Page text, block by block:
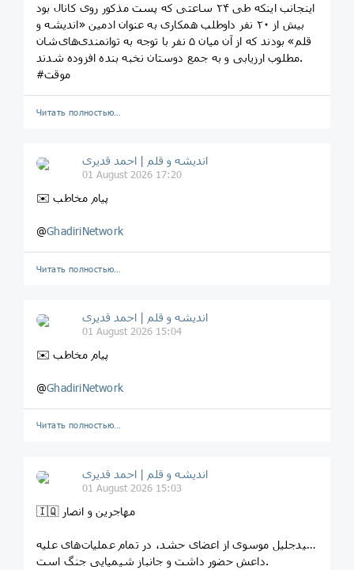
اینجانب اینکه طی ۲۴ ساعتی که پست مذکور روی کانال بود
بیش از ۲۰ نفر داوطلب همکاری به عنوان ادمین «اندیشه و
قلم» بودند که از آن میان ۵ نفر با توجه به توانمندی‌های‌شان
مطلوب ارزیابی و به جمع دوستان نخبه بنده افزوده شدند.
#موقت
Читать полностью…
اندیشه و قلم | احمد قدیری
01 August 2026 17:20
✉️ پیام مخاطب
@GhadiriNetwork
Читать полностью…
اندیشه و قلم | احمد قدیری
01 August 2026 15:04
✉️ پیام مخاطب
@GhadiriNetwork
Читать полностью…
اندیشه و قلم | احمد قدیری
01 August 2026 15:03
🇮🇶 مهاجرین و انصار
سیدجلیل موسوی از اعضای حشد، در تمام عملیات‌های علیه
داعش حضور داشت و جانباز شیمیایی جنگ است.